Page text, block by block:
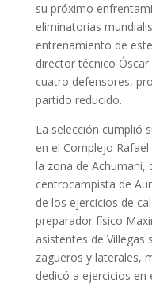
su próximo
eliminatorias
entrenamiento de
director técnico Óscar
cuatro defensores,
partido reducido.
La selección cumplió
en el Complejo
la zona de Achumani,
centrocampista de
de los ejercicios de
preparador físico
asistentes de
zagueros y laterales,
dedicó a ejercicios en